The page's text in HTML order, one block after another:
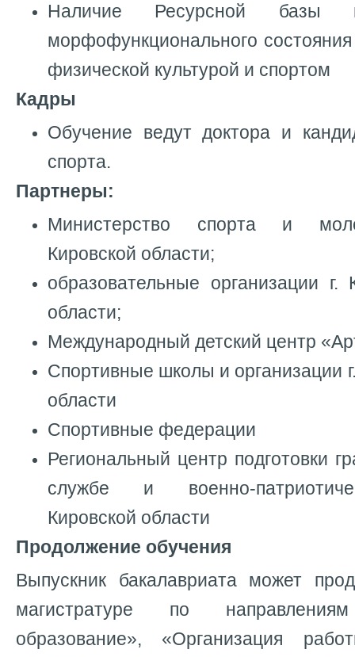
Наличие Ресурсной базы
морфофункционального
физической культурой и спортом
Кадры
Обучение ведут доктора и
спорта.
Партнеры:
Министерство спорта и
Кировской области;
образовательные организации
области;
Международный детский центр
Спортивные школы и организации
области
Спортивные федерации
Региональный центр подготовки
службе и военно-
Кировской области
Продолжение обучения
Выпускник бакалавриата может
магистратуре по направлениям
образование», «Организация